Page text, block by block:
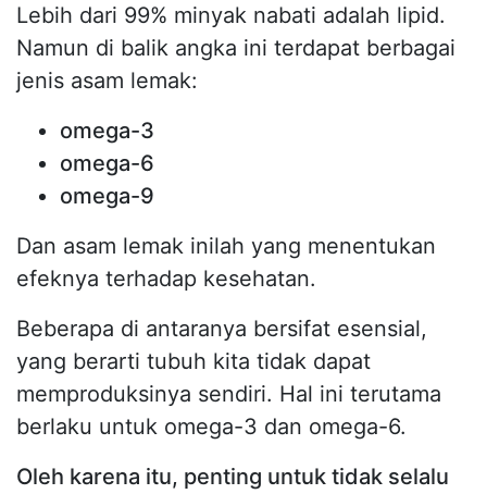
Lebih dari 99% minyak nabati adalah lipid.
Namun di balik angka ini terdapat berbagai
jenis asam lemak:
omega-3
omega-6
omega-9
Dan asam lemak inilah yang menentukan
efeknya terhadap kesehatan.
Beberapa di antaranya bersifat esensial,
yang berarti tubuh kita tidak dapat
memproduksinya sendiri. Hal ini terutama
berlaku untuk omega-3 dan omega-6.
Oleh karena itu, penting untuk tidak selalu